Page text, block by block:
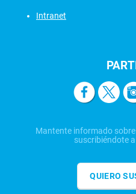
Intranet
Mantente informado
suscribiéndote
QUIERO